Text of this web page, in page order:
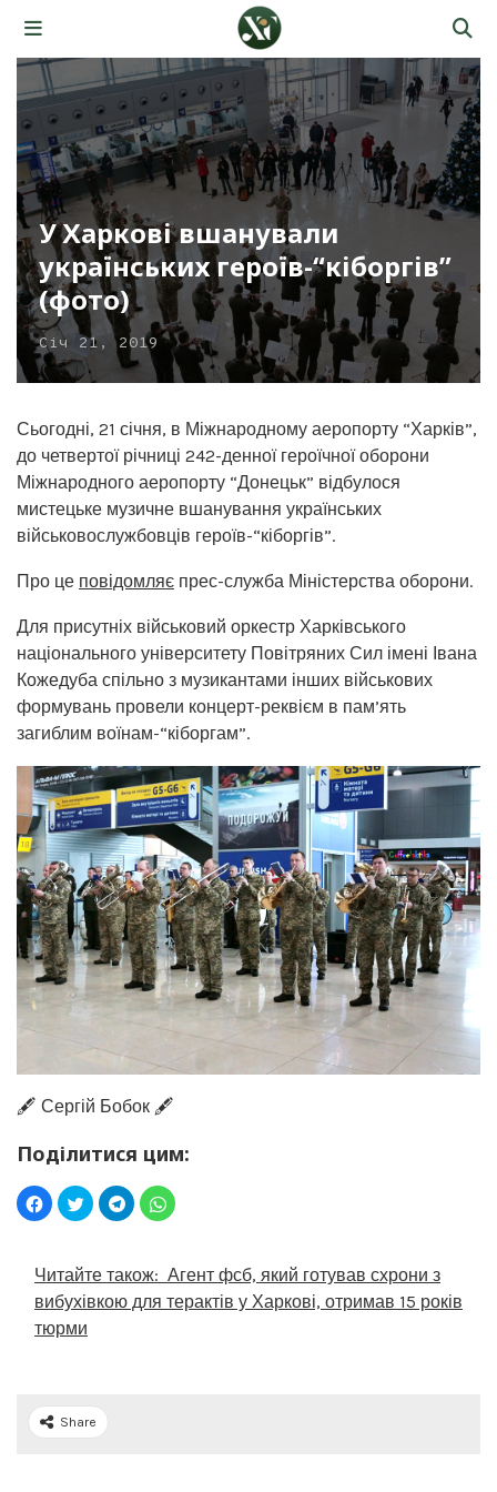
У Харкові вшанували
українських героїв-“кіборгів”
(фото)
Січ 21, 2019
Сьогодні, 21 січня, в Міжнародному аеропорту “Харків”,
до четвертої річниці 242-денної героїчної оборони
Міжнародного аеропорту “Донецьк” відбулося
мистецьке музичне вшанування українських
військовослужбовців героїв-“кіборгів”.
Про це повідомляє прес-служба Міністерства оборони.
Для присутніх військовий оркестр Харківського
національного університету Повітряних Сил імені Івана
Кожедуба спільно з музикантами інших військових
формувань провели концерт-реквієм в пам’ять
загиблим воїнам-“кіборгам”.
🖋️ Сергій Бобок 🖋️
Поділитися цим:
Читайте також: Агент фсб, який готував схрони з
вибухівкою для терактів у Харкові, отримав 15 років
тюрми
Share